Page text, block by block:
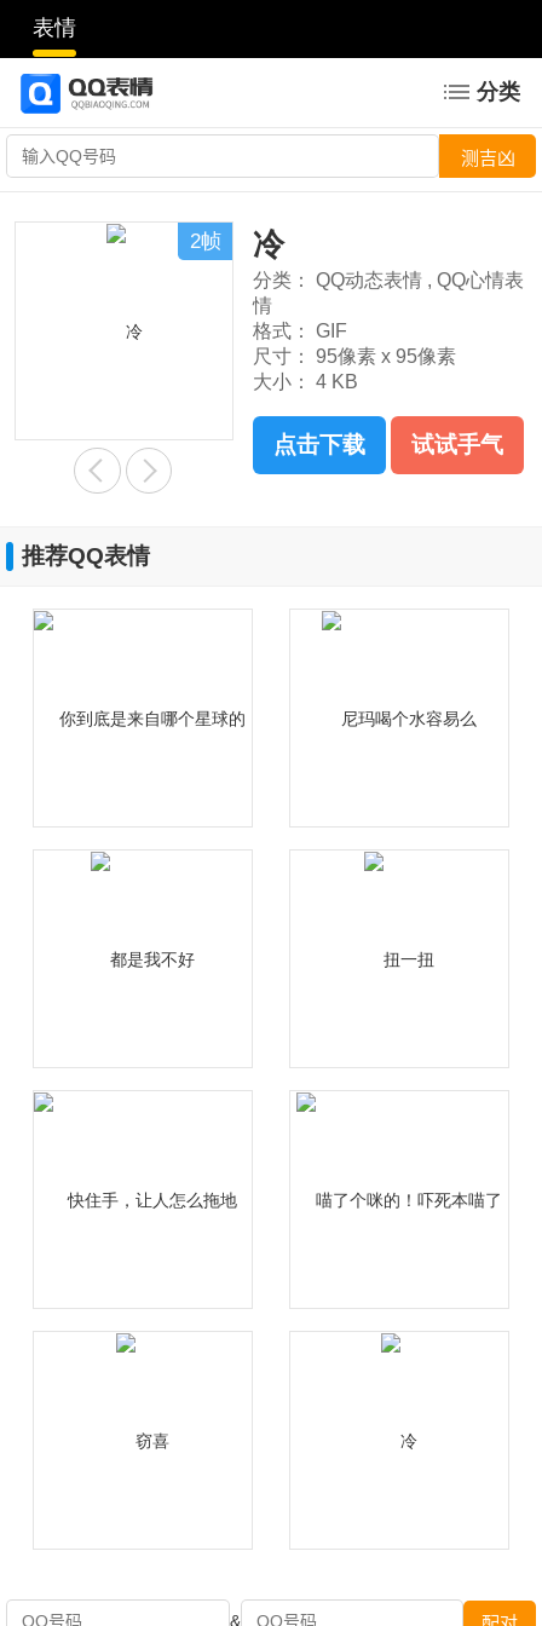
表情
分类
2帧 冷
分类： QQ动态表情 , QQ心情表
情
格式：
GIF
尺寸：
95像素 x 95像素
大小：
4 KB
点击下载 试试手气
推荐QQ表情